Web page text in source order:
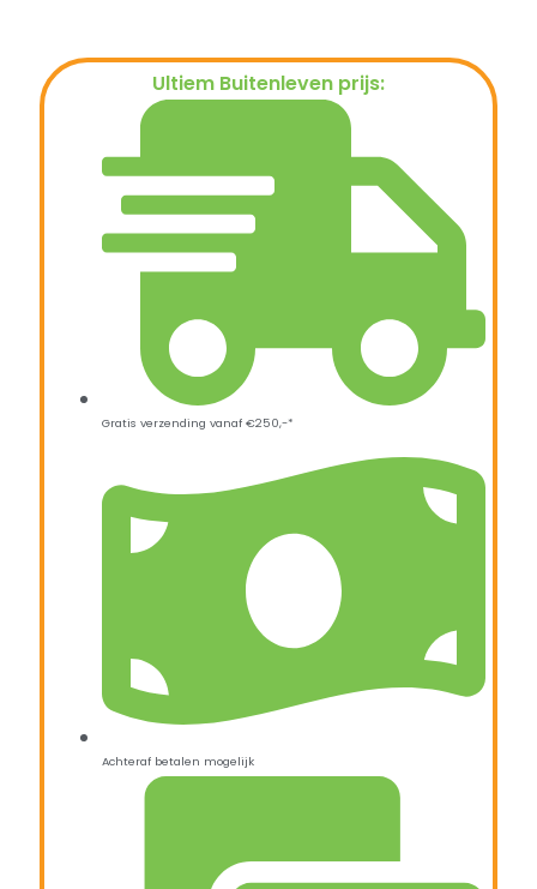
Ultiem Buitenleven prijs:
Gratis verzending vanaf €250,-*
Achteraf betalen mogelijk